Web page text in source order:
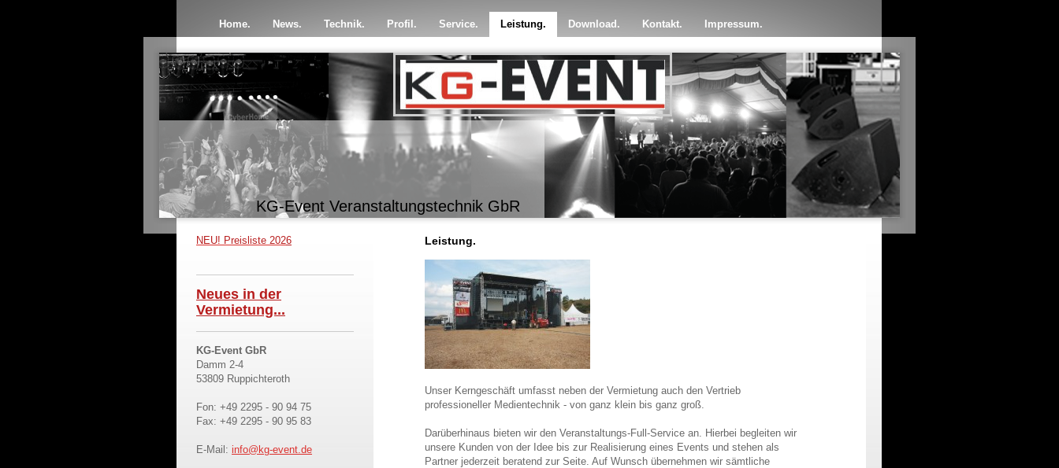
Home. News. Technik. Profil. Service. Leistung. Download. Kontakt. Impressum.
KG-Event Veranstaltungstechnik GbR
NEU! Preisliste 2026
Neues in der
Vermietung...
KG-Event GbR
Damm 2-4
53809 Ruppichteroth
Fon: +49 2295 - 90 94 75
Fax: +49 2295 - 90 95 83
E-Mail: info@kg-event.de
Leistung.
Unser Kerngeschäft umfasst neben der Vermietung auch den Vertrieb
professioneller Medientechnik - von ganz klein bis ganz groß.
Darüberhinaus bieten wir den Veranstaltungs-Full-Service an. Hierbei begleiten wir
unsere Kunden von der Idee bis zur Realisierung eines Events und stehen als
Partner jederzeit beratend zur Seite. Auf Wunsch übernehmen wir sämtliche